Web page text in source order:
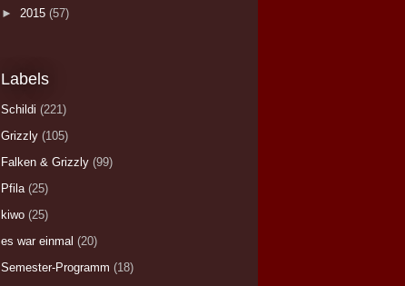
► 2015 (57)
Labels
Schildi (221)
Grizzly (105)
Falken & Grizzly (99)
Pfila (25)
kiwo (25)
es war einmal (20)
Semester-Programm (18)